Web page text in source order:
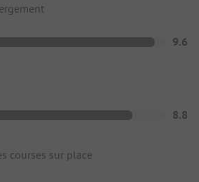
9.6
8.8
courses sur place